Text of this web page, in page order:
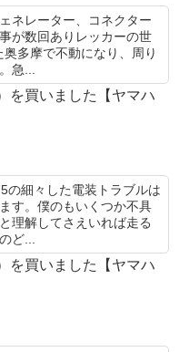
ネレーター、コネクター
が数回ありレッカーの世
多摩で不動になり、周り
急...
を買いました【ヤマハ
の細々した電装トラブルは
す。僕のもいくつか不具
理解してさえいれば走る
ど...
を買いました【ヤマハ